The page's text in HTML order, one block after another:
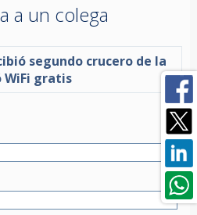
a un colega
segundo crucero de la
gratis